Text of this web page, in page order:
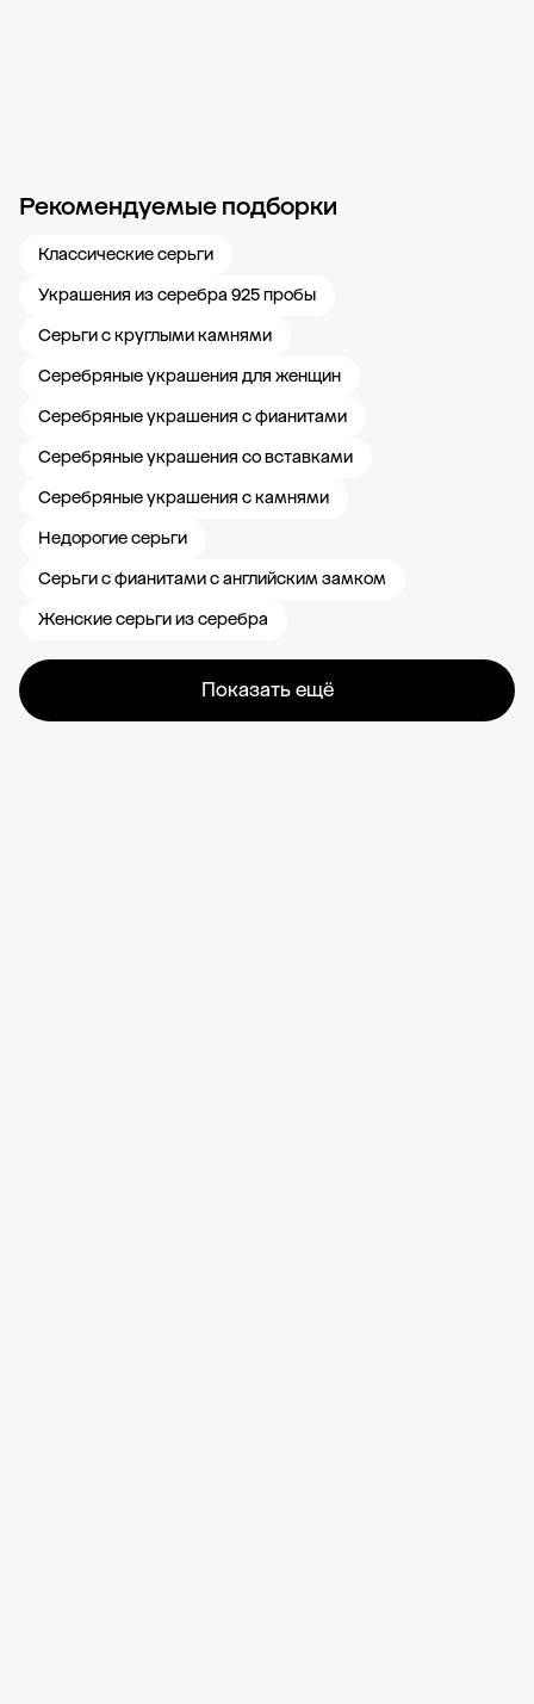
Рекомендуемые подборки
Классические серьги
Украшения из серебра 925 пробы
Серьги с круглыми камнями
Серебряные украшения для женщин
Серебряные украшения с фианитами
Серебряные украшения со вставками
Серебряные украшения с камнями
Недорогие серьги
Серьги с фианитами с английским замком
Женские серьги из серебра
Показать ещё
Новости компании Журнал ЗОЛОТОЙ Блог